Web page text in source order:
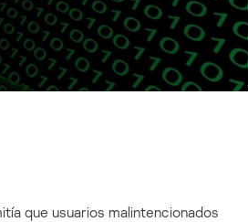
que usuarios malintencionados